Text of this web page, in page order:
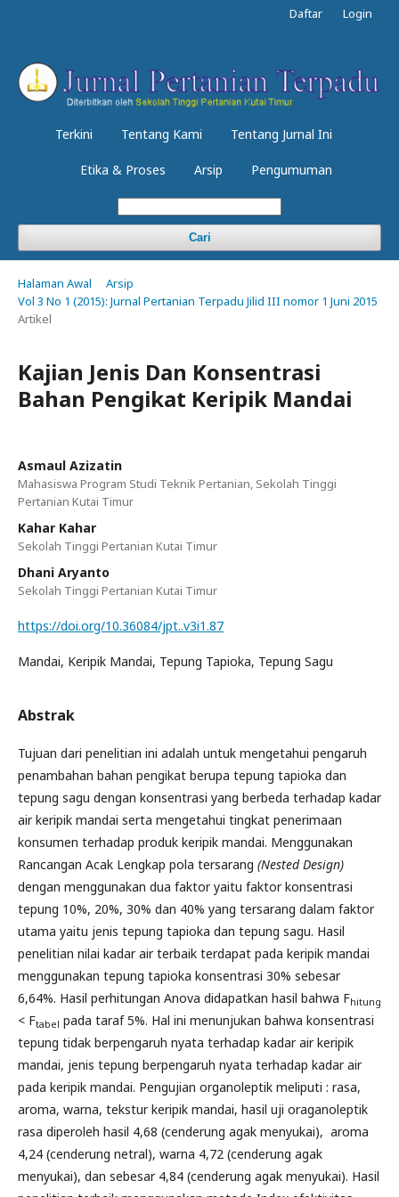
Terkini Tentang Kami Tentang Jurnal Ini
Etika & Proses Arsip Pengumuman
Cari
Daftar Login
Halaman Awal
Arsip
Vol 3 No 1 (2015): Jurnal Pertanian Terpadu Jilid III nomor 1 Juni 2015
Artikel
Kajian Jenis Dan Konsentrasi
Bahan Pengikat Keripik Mandai
Asmaul Azizatin
Mahasiswa Program Studi Teknik Pertanian, Sekolah Tinggi
Pertanian Kutai Timur
Kahar Kahar
Sekolah Tinggi Pertanian Kutai Timur
Dhani Aryanto
Sekolah Tinggi Pertanian Kutai Timur
https://doi.org/10.36084/jpt..v3i1.87
Mandai, Keripik Mandai, Tepung Tapioka, Tepung Sagu
Abstrak
Tujuan dari penelitian ini adalah untuk mengetahui pengaruh
penambahan bahan pengikat berupa tepung tapioka dan
tepung sagu dengan konsentrasi yang berbeda terhadap kadar
air keripik mandai serta mengetahui tingkat penerimaan
konsumen terhadap produk keripik mandai. Menggunakan
Rancangan Acak Lengkap pola tersarang (Nested Design)
dengan menggunakan dua faktor yaitu faktor konsentrasi
tepung 10%, 20%, 30% dan 40% yang tersarang dalam faktor
utama yaitu jenis tepung tapioka dan tepung sagu. Hasil
penelitian nilai kadar air terbaik terdapat pada keripik mandai
menggunakan tepung tapioka konsentrasi 30% sebesar
6,64%. Hasil perhitungan Anova didapatkan hasil bahwa Fhitung
< Ftabel pada taraf 5%. Hal ini menunjukan bahwa konsentrasi
tepung tidak berpengaruh nyata terhadap kadar air keripik
mandai, jenis tepung berpengaruh nyata terhadap kadar air
pada keripik mandai. Pengujian organoleptik meliputi : rasa,
aroma, warna, tekstur keripik mandai, hasil uji oraganoleptik
rasa diperoleh hasil 4,68 (cenderung agak menyukai), aroma
4,24 (cenderung netral), warna 4,72 (cenderung agak
menyukai), dan sebesar 4,84 (cenderung agak menyukai). Hasil